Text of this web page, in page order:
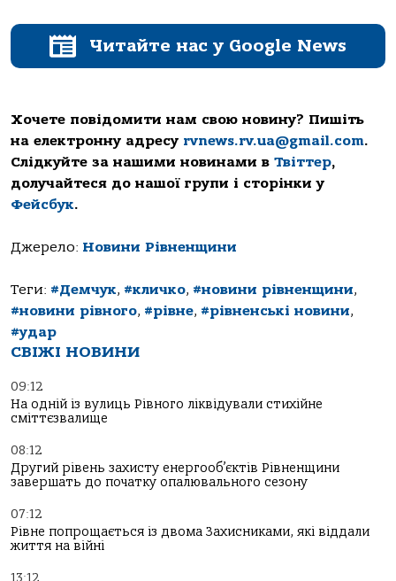
Читайте нас у Google News
Хочете повідомити нам свою новину? Пишіть
на електронну адресу rvnews.rv.ua@gmail.com.
Слідкуйте за нашими новинами в Твіттер,
долучайтеся до нашої групи і сторінки у
Фейсбук.
Джерело: Новини Рівненщини
Теги: #Демчук, #кличко, #новини рівненщини,
#новини рівного, #рівне, #рівненські новини,
#удар
СВІЖІ НОВИНИ
09:12
На одній із вулиць Рівного ліквідували стихійне
сміттєзвалище
08:12
Другий рівень захисту енергооб’єктів Рівненщини
завершать до початку опалювального сезону
07:12
Рівне попрощається із двома Захисниками, які віддали
життя на війні
13:12